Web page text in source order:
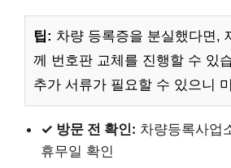
팁: 차량 등록증을 분실했다면,
께 번호판 교체를 진행할 수 있
추가 서류가 필요할 수 있으니
✓ 방문 전 확인: 차량등록사업
휴무일 확인